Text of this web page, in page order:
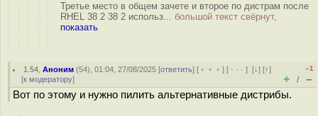
Третье место в общем зачете и второе по дистрам после
RHEL 38 2 38 2 использ... большой текст свёрнут,
показать
1.54 ,Аноним (54), 01:04, 27/08/2025 [ответить] [ ﹢﹢﹢] [ · · ·][↓] [↑]
[к модератору]
–1
+ / –
Вот по этому и нужно пилить альтернативные дистрибы.